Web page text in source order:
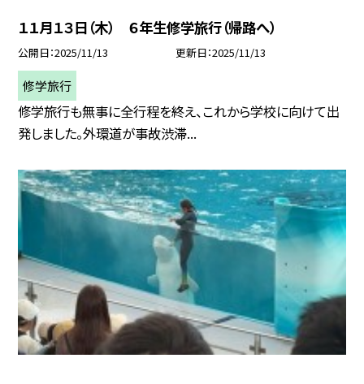
１１月１３日（木） ６年生修学旅行（帰路へ）
公開日 2025/11/13 更新日 2025/11/13
修学旅行
修学旅行も無事に全行程を終え、これから学校に向けて出
発しました。外環道が事故渋滞...